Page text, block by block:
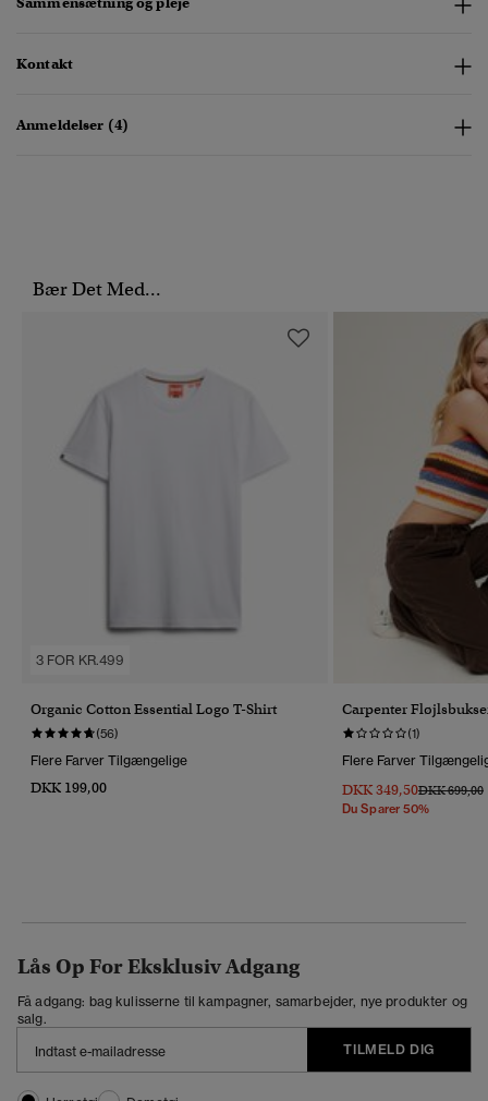
Kontakt
Anmeldelser (4)
Bær Det Med...
3 FOR KR.499
Organic Cotton Essential Logo T-Shirt
(56)
Flere Farver Tilgængelige
DKK 199,00
Carpenter
(1)
Flere Farver
DKK 349,50Pris Nedsat
DKK 699,00
Du Sparer 50%
Lås Op For Eksklusiv Adgang
Få adgang: bag kulisserne til kampagner, samarbejder, nye produkter og
salg.
TILMELD DIG